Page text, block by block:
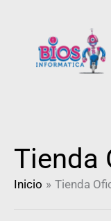
contenido
Tienda
Inicio Tienda